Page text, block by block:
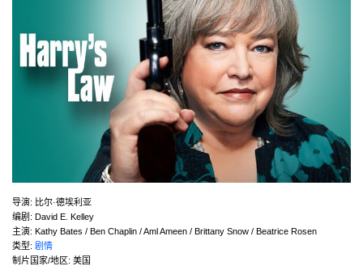
导演: 比尔·德埃利亚
编剧 : David E. Kelley
主演: Kathy Bates / Ben Chaplin / Aml Ameen / Brittany Snow / Beatrice Rosen
类型: 剧情
制片国家/地区: 美国